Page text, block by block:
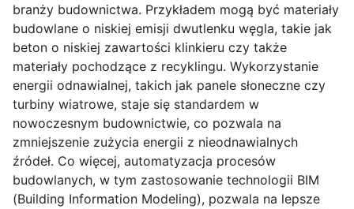
branży budownictwa. Przykładem mogą być materiały
budowlane o niskiej emisji dwutlenku węgla, takie jak
beton o niskiej zawartości klinkieru czy także
materiały pochodzące z recyklingu. Wykorzystanie
energii odnawialnej, takich jak panele słoneczne czy
turbiny wiatrowe, staje się standardem w
nowoczesnym budownictwie, co pozwala na
zmniejszenie zużycia energii z nieodnawialnych
źródeł. Co więcej, automatyzacja procesów
budowlanych, w tym zastosowanie technologii BIM
(Building Information Modeling), pozwala na lepsze